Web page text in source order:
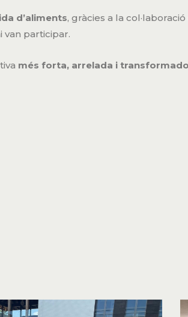
d’aliments, gràcies a la col·laboració
van participar.
més forta, arrelada i